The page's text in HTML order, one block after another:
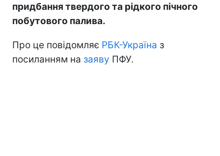
придбання твердого та рідкого пічного
побутового палива.
Про це повідомляє РБК-Україна з
посиланням на заяву ПФУ.